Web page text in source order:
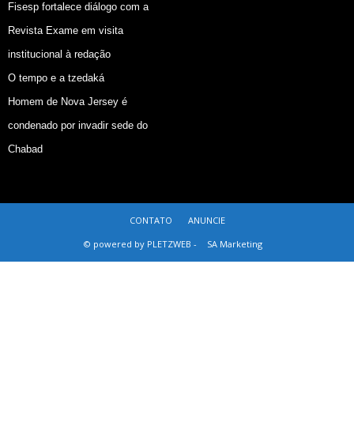
Fisesp fortalece diálogo com a
Revista Exame em visita
institucional à redação
O tempo e a tzedaká
Homem de Nova Jersey é
condenado por invadir sede do
Chabad
CONTATO
ANUNCIE
© powered by PLETZWEB -
SA Marketing